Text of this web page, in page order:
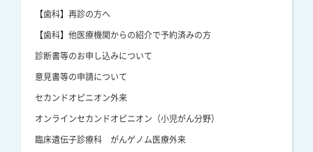
【歯科】再診の方へ
【歯科】他医療機関からの紹介で予約済みの方
診断書等のお申し込みについて
意見書等の申請について
セカンドオピニオン外来
オンラインセカンドオピニオン（小児がん分野）
臨床遺伝子診療科 がんゲノム医療外来